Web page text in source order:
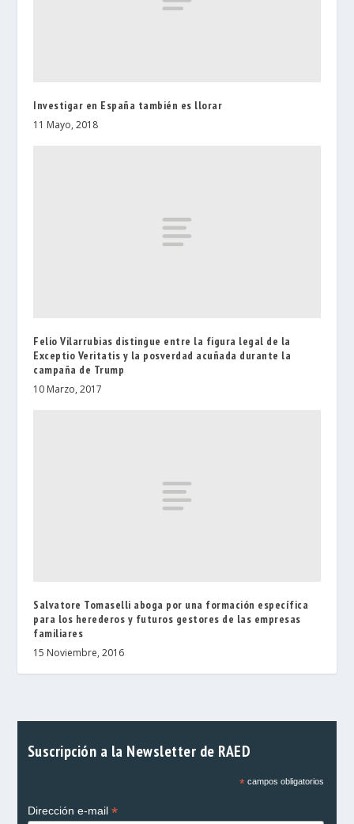
Investigar en España también es llorar
11 Mayo, 2018
Felio Vilarrubias distingue entre la figura legal de la
Exceptio Veritatis y la posverdad acuñada durante la
campaña de Trump
10 Marzo, 2017
Salvatore Tomaselli aboga por una formación específica
para los herederos y futuros gestores de las empresas
familiares
15 Noviembre, 2016
Suscripción a la Newsletter de RAED
*campos obligatorios
Dirección e-mail *